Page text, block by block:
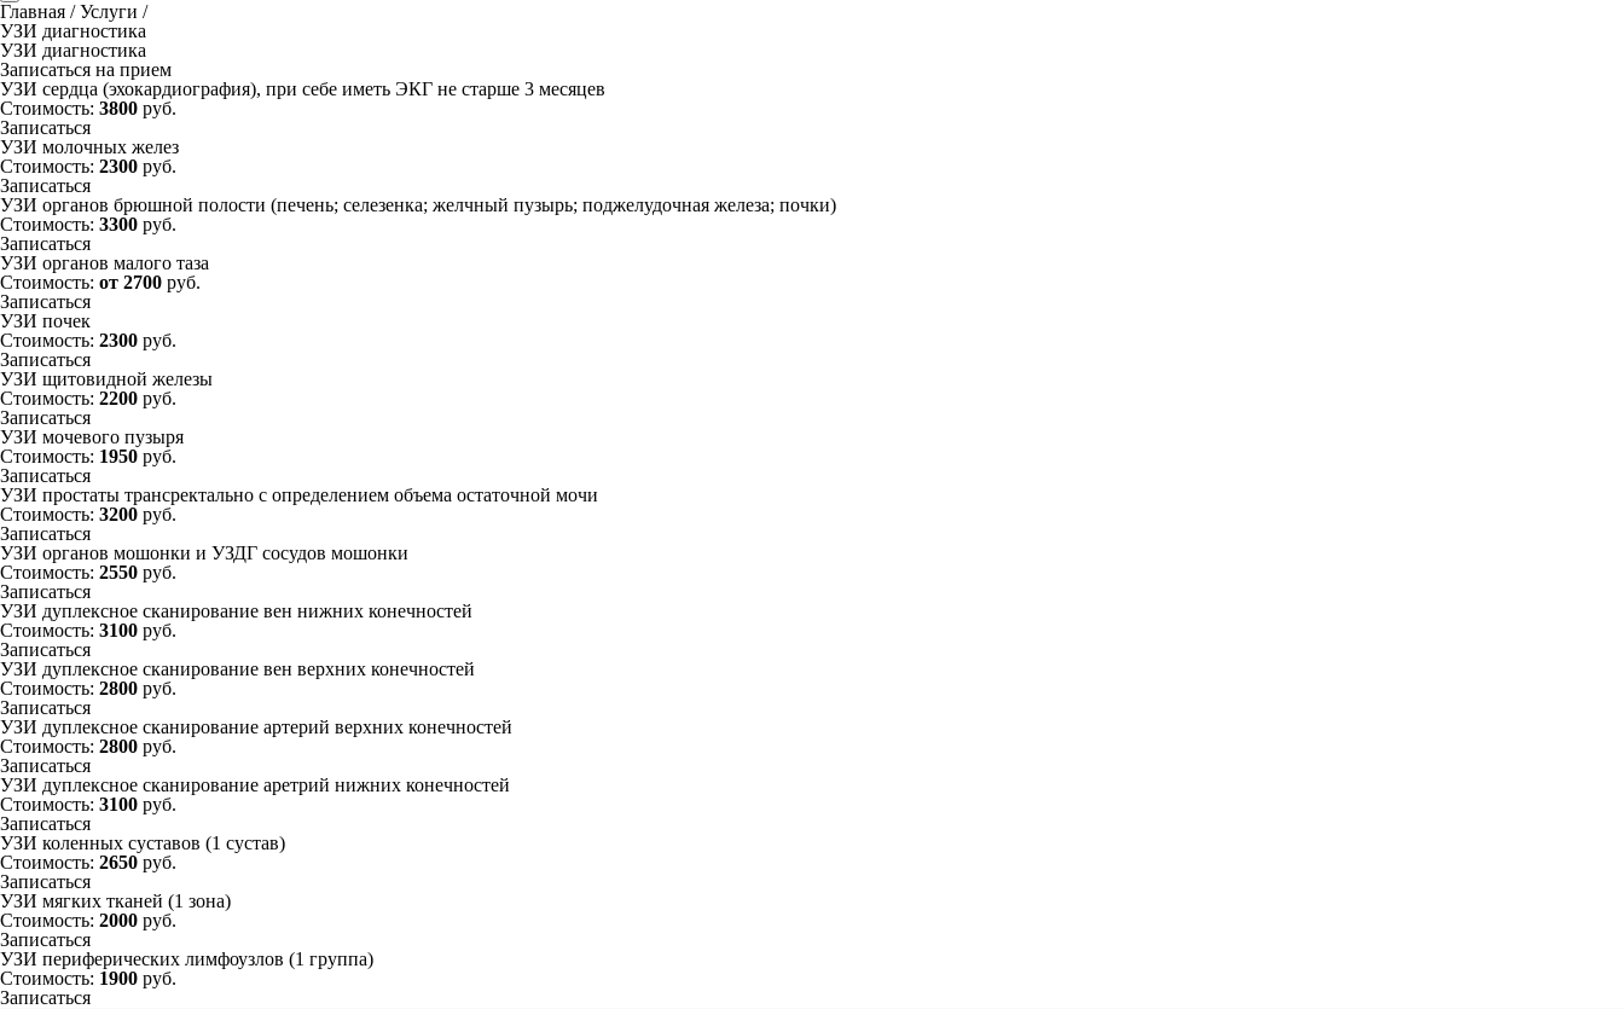
Главная /Услуги /
УЗИ диагностика
УЗИ диагностика
Записаться на прием
УЗИ сердца (эхокардиография), при себе иметь ЭКГ не старше 3 месяцев
Стоимость: 3800 руб.
Записаться
УЗИ молочных желез
Стоимость: 2300 руб.
Записаться
УЗИ органов брюшной полости (печень; селезенка; желчный пузырь; поджелудочная железа; почки)
Стоимость: 3300 руб.
Записаться
УЗИ органов малого таза
Стоимость: от 2700 руб.
Записаться
УЗИ почек
Стоимость: 2300 руб.
Записаться
УЗИ щитовидной железы
Стоимость: 2200 руб.
Записаться
УЗИ мочевого пузыря
Стоимость: 1950 руб.
Записаться
УЗИ простаты трансректально с определением объема остаточной мочи
Стоимость: 3200 руб.
Записаться
УЗИ органов мошонки и УЗДГ сосудов мошонки
Стоимость: 2550 руб.
Записаться
УЗИ дуплексное сканирование вен нижних конечностей
Стоимость: 3100 руб.
Записаться
УЗИ дуплексное сканирование вен верхних конечностей
Стоимость: 2800 руб.
Записаться
УЗИ дуплексное сканирование артерий верхних конечностей
Стоимость: 2800 руб.
Записаться
УЗИ дуплексное сканирование аретрий нижних конечностей
Стоимость: 3100 руб.
Записаться
УЗИ коленных суставов (1 сустав)
Стоимость: 2650 руб.
Записаться
УЗИ мягких тканей (1 зона)
Стоимость: 2000 руб.
Записаться
УЗИ периферических лимфоузлов (1 группа)
Стоимость: 1900 руб.
Записаться